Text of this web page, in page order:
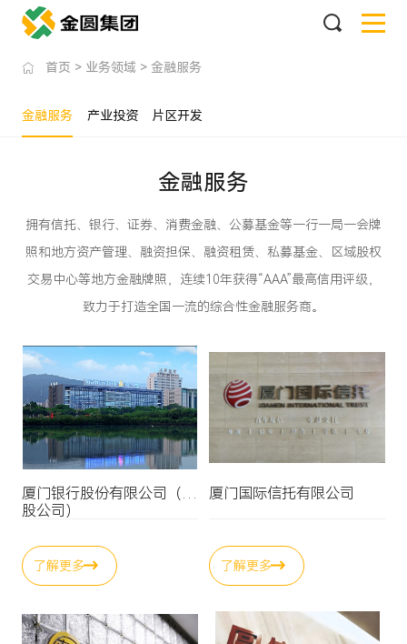
首页 > 业务领域 > 金融服务
金融服务 产业投资 片区开发
金融服务
拥有信托、银行、证券、消费金融、公募基金等一行一局一会牌
照和地方资产管理、融资担保、融资租赁、私募基金、区域股权
交易中心等地方金融牌照，连续10年获得“AAA”最高信用评级，
致力于打造全国一流的综合性金融服务商。
厦门银行股份有限公司（参
股公司）
了解更多
厦门国际信托有限公司
了解更多